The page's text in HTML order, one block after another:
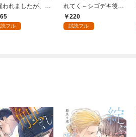
われましたが、結
迫られています: 1
フル
れてく～シゴデキ後輩
は推しのメロ声配信者
でした～: 1
220
試読フル